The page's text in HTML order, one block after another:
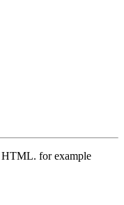
HTML. for example